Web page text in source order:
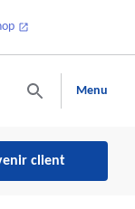
Menu
client